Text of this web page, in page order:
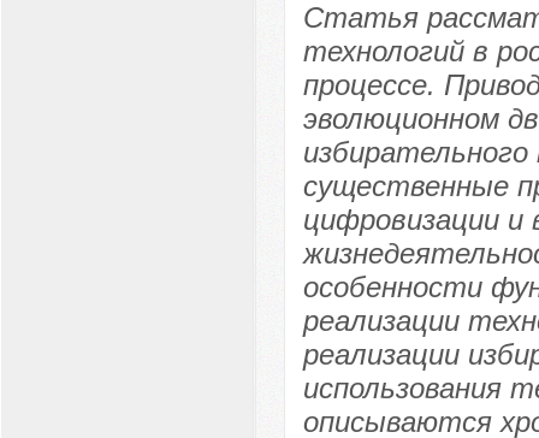
Статья
технологий в
процессе.
эволюционном
существенные
цифровизации и
особенности
реализации
реализации
использования
описываются